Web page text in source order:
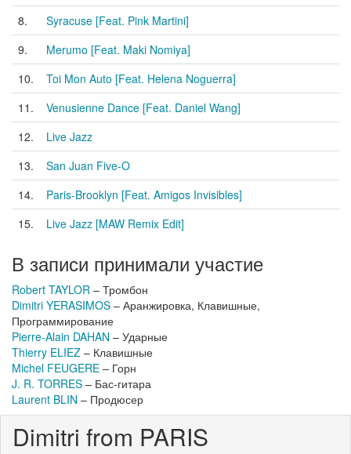
8.
Syracuse [Feat. Pink Martini]
9.
Merumo [Feat. Maki Nomiya]
10.
Toi Mon Auto [Feat. Helena Noguerra]
11.
Venusienne Dance [Feat. Daniel Wang]
12.
Live Jazz
13.
San Juan Five-O
14.
Paris-Brooklyn [Feat. Amigos Invisibles]
15.
Live Jazz [MAW Remix Edit]
В записи принимали участие
Robert TAYLOR – Тромбон
Dimitri YERASIMOS – Аранжировка, Клавишные,
Программирование
Pierre-Alain DAHAN – Ударные
Thierry ELIEZ – Клавишные
Michel FEUGERE – Горн
J. R. TORRES – Бас-гитара
Laurent BLIN – Продюсер
Dimitri from PARIS